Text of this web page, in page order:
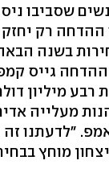
שסביבו
ההדחה רק
בשנה
גייס
בתוך 15 דקות רבע
מעלייה
"לדעתנו
מוחץ